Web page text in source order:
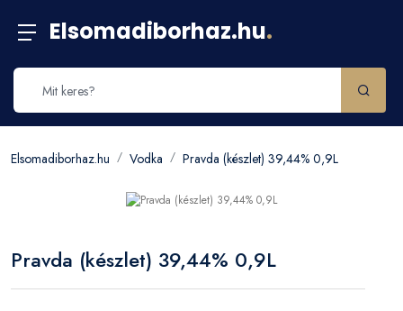
Elsomadiborhaz.hu.
Elsomadiborhaz.hu Vodka Pravda (készlet) 39,44% 0,9L
Pravda (készlet) 39,44% 0,9L